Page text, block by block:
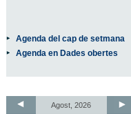
Agenda del cap de setmana
Agenda en Dades obertes
Agost, 2026